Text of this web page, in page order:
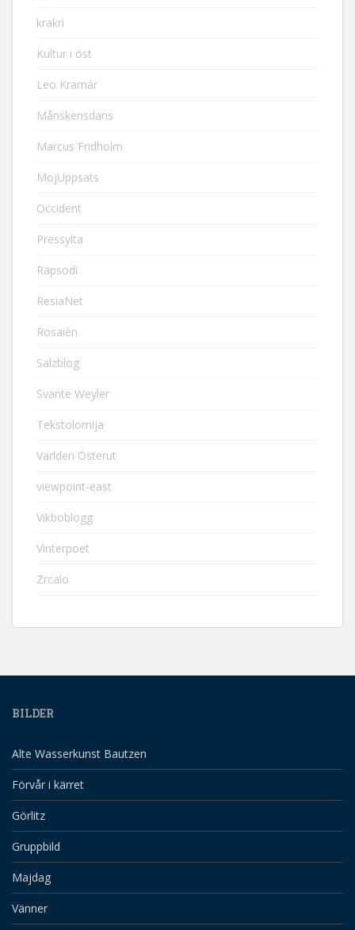
krakri
Kultur i öst
Leo Kramár
Månskensdans
Marcus Fridholm
MojUppsats
Occident
Pressylta
Rapsodi
ResiaNet
Rosaièn
Salzblog
Svante Weyler
Tekstolomija
Världen Österut
viewpoint-east
Vikboblogg
Vinterpoet
Zrcalo
BILDER
Alte Wasserkunst Bautzen
Förvår i kärret
Görlitz
Gruppbild
Majdag
Vänner